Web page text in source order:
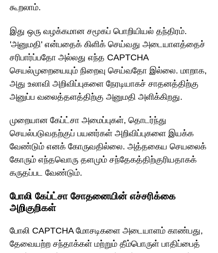
கூறலாம்.
இது ஒரு வழக்கமான சமூகப் பொறியியல் தந்திரம்.
'அனுமதி' என்பதைக் கிளிக் செய்வது அடையாளத்தைச்
சரிபார்ப்பதோ அல்லது எந்த CAPTCHA
செயல்முறையையும் நிறைவு செய்வதோ இல்லை. மாறாக,
அது உலாவி அறிவிப்புகளை நேரடியாகச் சாதனத்திற்கு
அனுப்ப வலைத்தளத்திற்கு அனுமதி அளிக்கிறது.
முறையான கேப்ட்சா அமைப்புகள், தொடர்ந்து
செயல்படுவதற்குப் பயனர்கள் அறிவிப்புகளை இயக்க
வேண்டும் எனக் கோருவதில்லை. அத்தகைய செயலைக்
கோரும் எந்தவொரு தளமும் சந்தேகத்திற்குரியதாகக்
கருதப்பட வேண்டும்.
போலி கேப்ட்சா சோதனையின் எச்சரிக்கை
அறிகுறிகள்
போலி CAPTCHA மோசடிகளை அடையாளம் காண்பது,
தேவையற்ற சந்தாக்கள் மற்றும் தீம்பொருள் பாதிப்பைத்